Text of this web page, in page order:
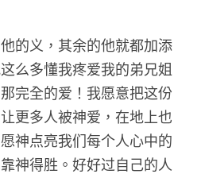
的义，其余的他就都加添
么多懂我疼爱我的弟兄姐
完全的爱！我愿意把这份
更多人被神爱，在地上也
神点亮我们每个人心中的
神得胜。好好过自己的人